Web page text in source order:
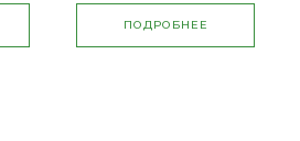
ПОДРОБНЕЕ